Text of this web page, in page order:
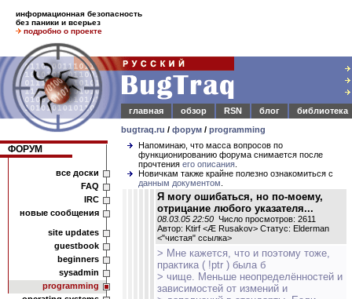
информационная безопасность
без паники и всерьез
подробно о проекте
главная
обзор RSN блог
библиотека
bugtraq.ru / форум / programming
ФОРУМ
все доски
FAQ
IRC
новые сообщения
site updates
guestbook
beginners
sysadmin
programming
Напоминаю, что масса вопросов по
функционированию форума снимается после
прочтения его описания
Новичкам также крайне полезно ознакомиться с
данным документом
Я могу ошибаться, но по-моему,
отрицание любого указателя...
08.03.05 22:50 Число просмотров: 2611
Автор: Ktirf <Æ Rusakov> Статус: Elderman
<"чистая" ссылка>
> Мне кажется, что и поэтому тоже,
практика ( !ptr ) была б
> чище. Меньше неопределённостей и
зависимостей от измений и